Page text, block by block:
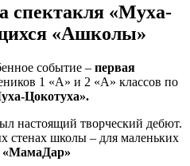
спектакля «Муха-
«Ашколы»
событие – первая
1 «А» и 2 «А» классов по
Цокотуха».
настоящий творческий дебют.
стенах школы – для маленьких
«МамаДар»